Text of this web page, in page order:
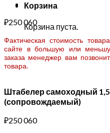
Корзина
Корзина пуста.
₽250 060
Фактическая стоимость
сайте в большую или
заказа менеджер вам
товара.
Штабелер самоходный 1,5
(сопровождаемый)
₽250 060